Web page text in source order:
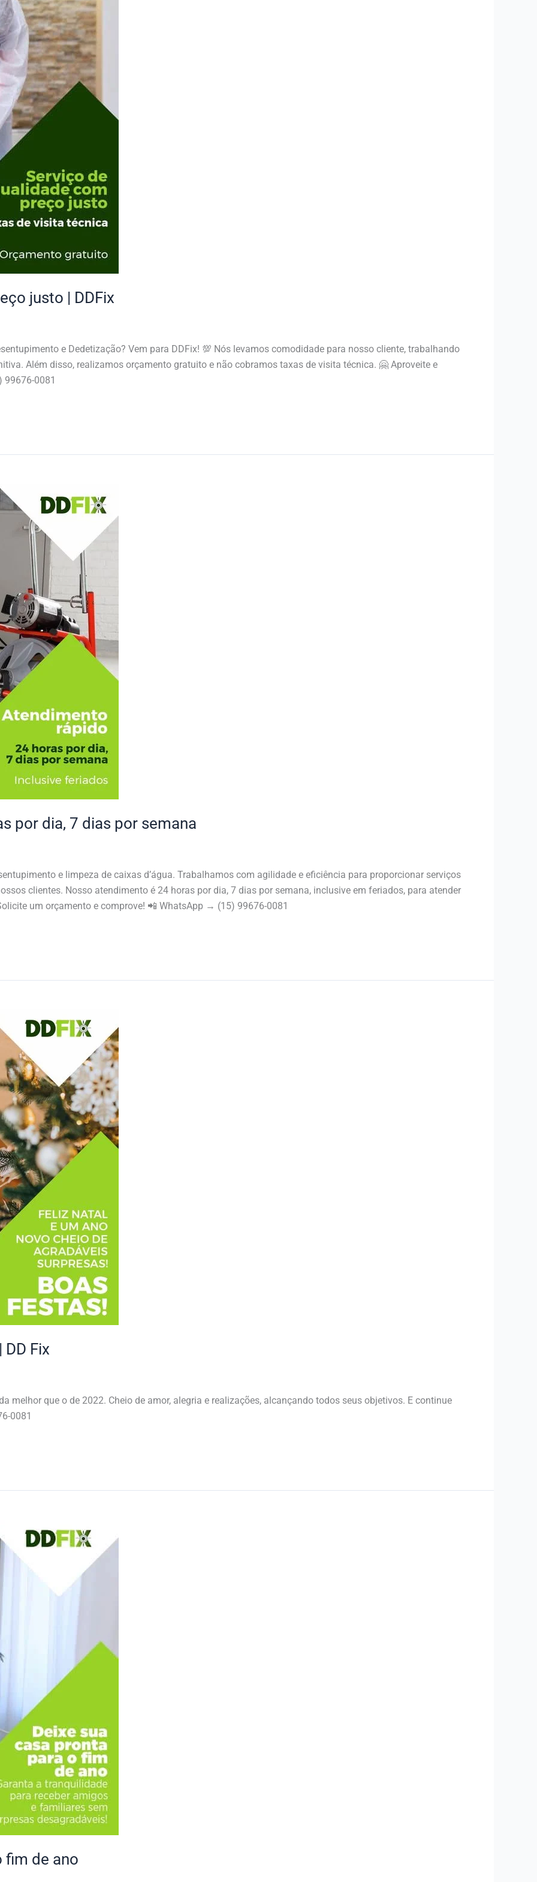
justo | DDFix
e Dedetização? Vem para DDFix! 💯 Nós levamos comodidade para nosso cliente, trabalhando
Além disso, realizamos orçamento gratuito e não cobramos taxas de visita técnica. 🤗 Aproveite e
0081
por dia, 7 dias por semana
e limpeza de caixas d’água. Trabalhamos com agilidade e eficiência para proporcionar serviços
clientes. Nosso atendimento é 24 horas por dia, 7 dias por semana, inclusive em feriados, para atender
um orçamento e comprove! 📲 WhatsApp → (15) 99676-0081
Fix
melhor que o de 2022. Cheio de amor, alegria e realizações, alcançando todos seus objetivos. E continue
0081
fim de ano